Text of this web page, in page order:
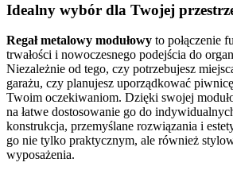
Idealny wybór dla Twojej
Regał metalowy modułowy to połączenie
trwałości i nowoczesnego podejścia do
Niezależnie od tego, czy potrzebujesz
garażu, czy planujesz uporządkować
Twoim oczekiwaniom. Dzięki swojej
na łatwe dostosowanie go do
konstrukcja, przemyślane rozwiązania i
go nie tylko praktycznym, ale również
wyposażenia.